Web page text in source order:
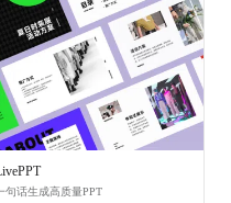
句话生成高质量PPT